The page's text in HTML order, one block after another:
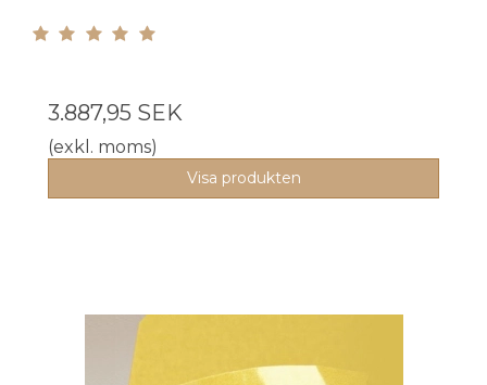
3.887,95 SEK
(exkl. moms)
Visa produkten